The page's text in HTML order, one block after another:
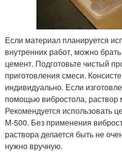
Если материал планируется
внутренних работ, можно
цемент. Подготовьте чистый
приготовления смеси.
индивидуально. Если
помощью вибростола, раствор
Рекомендуется использовать
М-500. Без применения
раствора делается быть не
нужно вручную.